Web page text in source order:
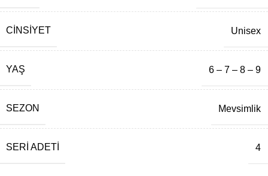
CINSIYET Unisex
YAŞ 6 – 7 – 8 – 9
SEZON Mevsimlik
SERI ADETI 4